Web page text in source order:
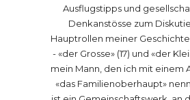
Ausflugstipps und
Denkanstösse zum
Hauptrollen meiner
- «der Grosse» (17) und «der
mein Mann, den ich mit einem
«das Familienoberhaupt»